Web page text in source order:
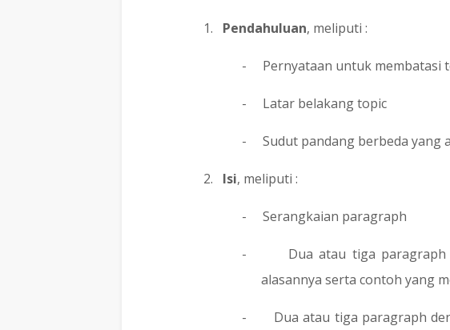
1. Pendahuluan, meliputi :
- Pernyataan untuk membatasi
- Latar belakang topic
- Sudut pandang berbeda yang
2. Isi, meliputi :
- Serangkaian paragraph
-
Dua atau tiga
alasannya serta contoh yang
-
Dua atau tiga paragraph